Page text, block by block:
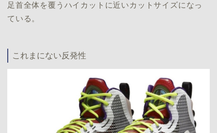
足首全体を覆うハイカットに近いカットサイズになっ
ている。
これまにない反発性